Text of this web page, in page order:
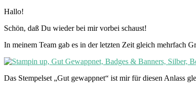
Hallo!
Schön, daß Du wieder bei mir vorbei schaust!
In meinem Team gab es in der letzten Zeit gleich mehrfach
Das Stempelset „Gut gewappnet“ ist mir für diesen Anlass